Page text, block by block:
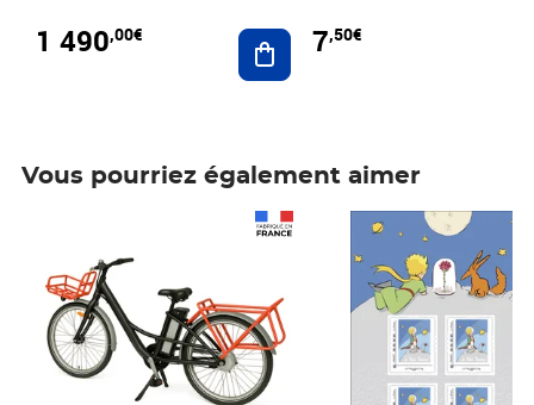
1 490,00€ Ajouter au panier
7,50€
Vous pourriez également aimer
Prix 7,50€